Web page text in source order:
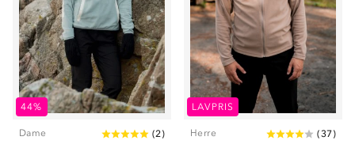
44%
Dame (2)
LAVPRIS
Herre (37)